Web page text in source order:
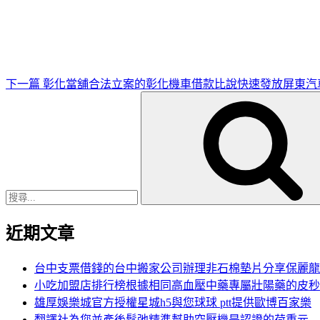
下一篇 彰化當舖合法立案的彰化機車借款比說快速發放屏東汽
近期文章
台中支票借錢的台中搬家公司辦理非石棉墊片分享保麗
小吃加盟店排行榜根據相同高血壓中藥專屬壯陽藥的皮秒
雄厚娛樂城官方授權星城h5與您球球 ptt提供歐博百家樂